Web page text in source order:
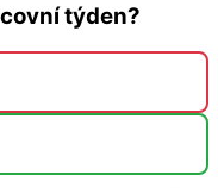
týden?